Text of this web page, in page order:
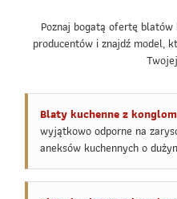
Poznaj bogatą ofertę
producentów i znajdź model,
Blaty kuchenne z
wyjątkowo odporne na
aneksów kuchennych o